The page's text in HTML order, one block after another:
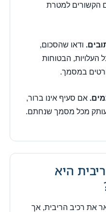
הקשורים למטרת
ודאו שהסכום,
העלויות, הבטוחות
במסמך.
אם סעיף אינו ברור,
מכל מסמך שנחתם.
היא
את רכיב הריבית, אך